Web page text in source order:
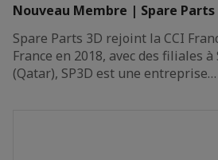
Nouveau Membre | Spare Parts
Spare Parts 3D rejoint la CCI
France en 2018, avec des filiales
(Qatar), SP3D est une entreprise…